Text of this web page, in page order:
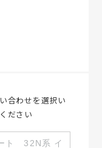
合わせを選択い
ださい